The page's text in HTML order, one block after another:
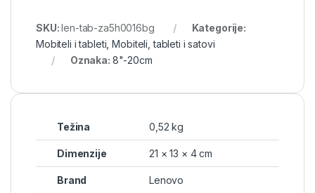
SKU:len-tab-za5h0016bg
Kategorije:
Mobiteli i tableti ,Mobiteli, tableti i satovi
Oznaka: 8"-20cm
Težina 0,52 kg
Dimenzije 21 × 13 × 4 cm
Brand Lenovo